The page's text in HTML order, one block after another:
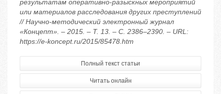
результатам оперативно-разыскных мероприятий
или материалов расследования других преступлений
// Научно-методический электронный журнал
«Концепт». – 2015. – Т. 13. – С. 2386–2390. – URL:
https://e-koncept.ru/2015/85478.htm
Полный текст статьи
Читать онлайн